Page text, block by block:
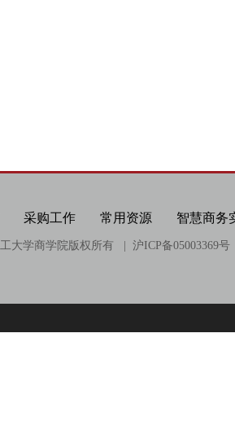
采购工作 常用资源 智慧商务
大学商学院版权所有 | 沪ICP备05003369号